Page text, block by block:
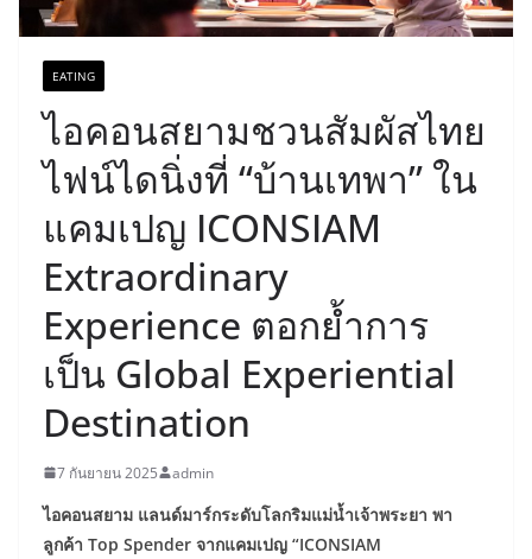
EATING
ไอคอนสยามชวนสัมผัสไทย
ไฟน์ไดนิ่งที่ “บ้านเทพา” ใน
แคมเปญ ICONSIAM
Extraordinary
Experience ตอกย้ำการ
เป็น Global Experiential
Destination
7 กันยายน 2025 admin
ไอคอนสยาม แลนด์มาร์กระดับโลกริมแม่น้ำเจ้าพระยา พา
ลูกค้า Top Spender จากแคมเปญ “ICONSIAM